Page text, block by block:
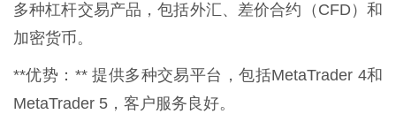
多种杠杆交易产品，包括外汇、差价合约（CFD）和
加密货币。
**优势：** 提供多种交易平台，包括MetaTrader 4和
MetaTrader 5，客户服务良好。